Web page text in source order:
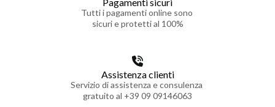
Tutti i pagamenti online sono
sicuri e protetti al 100%
Assistenza clienti
Servizio di assistenza e consulenza
gratuito al +39 09 09146063